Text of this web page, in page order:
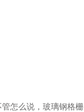
管怎么说，玻璃钢格